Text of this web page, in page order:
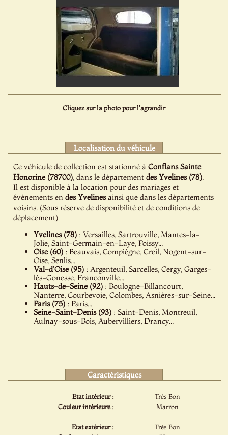
Cliquez sur la photo pour l'agrandir
Localisation du véhicule
Ce véhicule de collection est stationné àConflans Sainte
Honorine (78700), dans le départementdes Yvelines (78).
Il est disponible à la location pour des mariages et
événements endes Yvelinesainsi que dans les départements
voisins. (Sous réserve de disponibilité et de conditions de
déplacement)
Yvelines (78) : Versailles, Sartrouville, Mantes-la-
Jolie, Saint-Germain-en-Laye, Poissy...
Oise (60) : Beauvais, Compiègne, Creil, Nogent-sur-
Oise, Senlis...
Val-d'Oise (95) : Argenteuil, Sarcelles, Cergy, Garges-
lès-Gonesse, Franconville...
Hauts-de-Seine (92) : Boulogne-Billancourt,
Nanterre, Courbevoie, Colombes, Asnières-sur-Seine...
Paris (75) : Paris...
Seine-Saint-Denis (93) : Saint-Denis, Montreuil,
Aulnay-sous-Bois, Aubervilliers, Drancy...
Caractéristiques
Etat intérieur :
Très Bon
Couleur intérieure :
Marron
Etat extérieur :
Très Bon